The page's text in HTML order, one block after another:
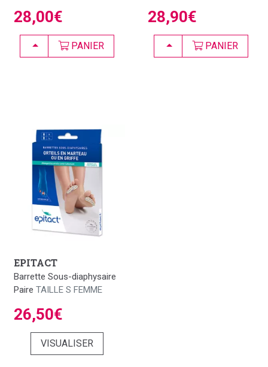
28,00€
CHOISIR PANIER
28,90€
CHOISIR PANIER
EPITACT
Barrette Sous-diaphysaire
Paire TAILLE S FEMME
26,50€
VISUALISER